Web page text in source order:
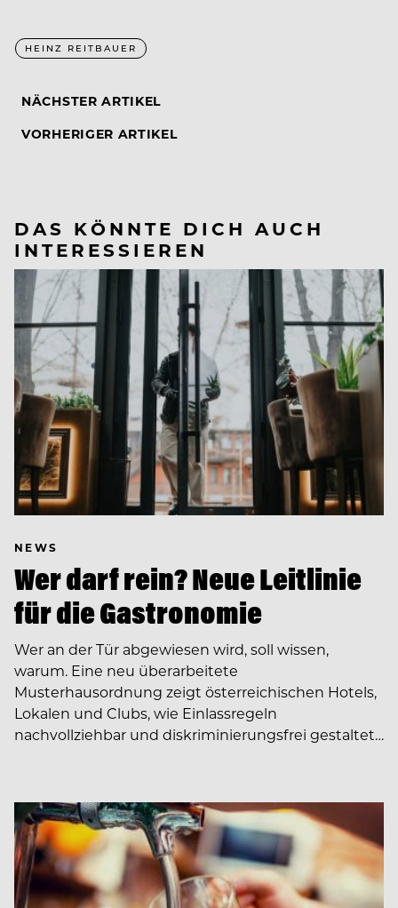
HEINZ REITBAUER
NÄCHSTER ARTIKEL
VORHERIGER ARTIKEL
DAS KÖNNTE DICH AUCH
INTERESSIEREN
NEWS
Wer darf rein? Neue Leitlinie
für die Gastronomie
Wer an der Tür abgewiesen wird, soll wissen,
warum. Eine neu überarbeitete
Musterhausordnung zeigt österreichischen Hotels,
Lokalen und Clubs, wie Einlassregeln
nachvollziehbar und diskriminierungsfrei gestaltet…